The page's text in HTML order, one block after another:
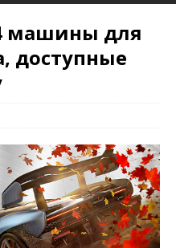
машины для
доступные